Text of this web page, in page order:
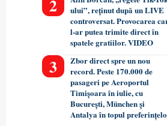
ului”, reținut după un LIVE
controversat. Provocarea
l-ar putea trimite direct în
spatele gratiilor. VIDEO
Zbor direct spre un nou
record. Peste 170.000 de
pasageri pe Aeroportul
Timișoara în iulie, cu
București, München și
Antalya în topul